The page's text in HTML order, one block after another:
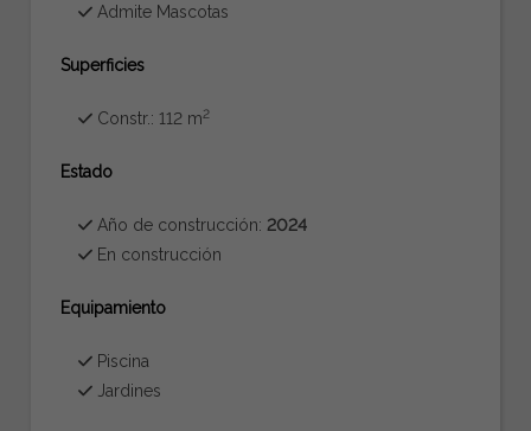
Admite Mascotas
Superficies
Constr.: 112 m2
Estado
Año de construcción: 2024
En construcción
Equipamiento
Piscina
Jardines